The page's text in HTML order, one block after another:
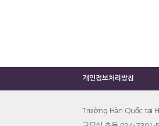
개인정보처리방침
Trường Hàn Quốc tại